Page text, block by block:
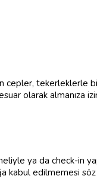
cepler,
olarak almanıza
ya da check-in
kabul edilmemesi